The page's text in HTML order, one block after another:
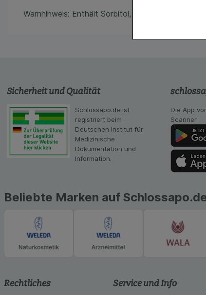
verzichtet
gestalten,
unserer
gestalten.
Medien
Warnhinweis: Enthält Sorbitol, Natrium und
Sicherheit und Qualität
Schlossapo.de ist
registriert beim
Deutschen Institut für
Medizinische
Dokumentation und
Information.
Die App
Scanner
Beliebte Marken auf
Rechtliches Service und Info